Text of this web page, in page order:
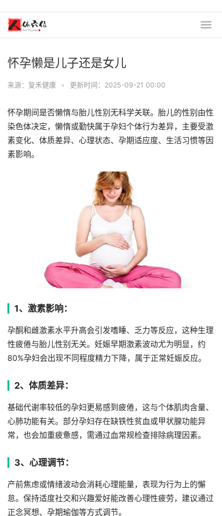
怀孕懒是儿子还是女儿
来源：复禾健康 • 更新时间：2025-09-21 00:00
怀孕期间是否懒惰与胎儿性别无科学关联。胎儿的性别由性
染色体决定，懒惰或勤快属于孕妇个体行为差异，主要受激
素变化、体质差异、心理状态、孕期适应度、生活习惯等因
素影响。
1、激素影响：
孕酮和雌激素水平升高会引发嗜睡、乏力等反应，这种生理
性疲倦与胎儿性别无关。妊娠早期激素波动尤为明显，约
80%孕妇会出现不同程度精力下降，属于正常妊娠反应。
2、体质差异：
基础代谢率较低的孕妇更易感到疲倦，这与个体肌肉含量、
心肺功能有关。部分孕妇存在缺铁性贫血或甲状腺功能异
常，也会加重疲惫感，需通过血常规检查排除病理因素。
3、心理调节：
产前焦虑或情绪波动会消耗心理能量，表现为行为上的懈
怠。保持适度社交和兴趣爱好能改善心理性疲劳，建议通过
正念冥想、孕期瑜伽等方式调节。